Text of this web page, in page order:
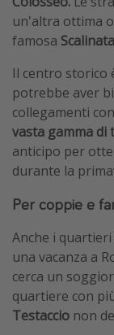
un'altra ottima
famosa
Il centro storico
potrebbe aver
collegamenti
vasta gamma di
anticipo per
durante la
Per coppie e
Anche i
una vacanza a
cerca un
quartiere con
Testaccio non